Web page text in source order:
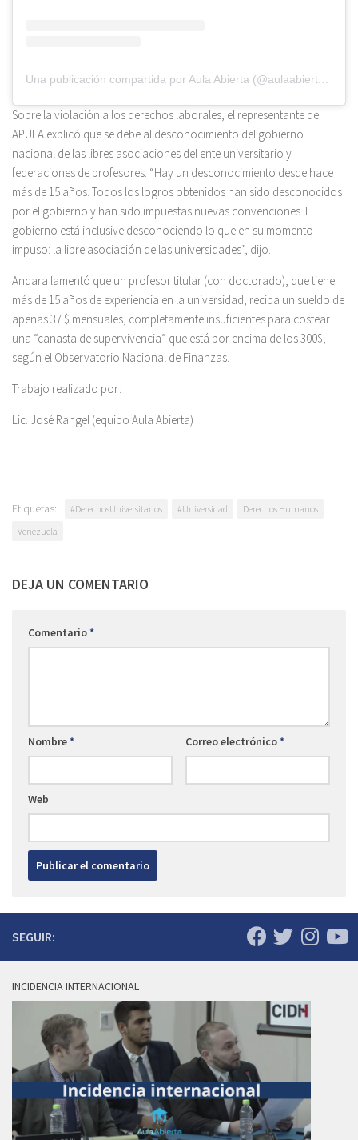
Una publicación compartida por Aula Abierta (@aulaabiertave)
Sobre la violación a los derechos laborales, el representante de
APULA explicó que se debe al desconocimiento del gobierno
nacional de las libres asociaciones del ente universitario y
federaciones de profesores. “Hay un desconocimiento desde hace
más de 15 años. Todos los logros obtenidos han sido desconocidos
por el gobierno y han sido impuestas nuevas convenciones. El
gobierno está inclusive desconociendo lo que en su momento
impuso: la libre asociación de las universidades”, dijo.
Andara lamentó que un profesor titular (con doctorado), que tiene
más de 15 años de experiencia en la universidad, reciba un sueldo de
apenas 37 $ mensuales, completamente insuficientes para costear
una “canasta de supervivencia” que está por encima de los 300$,
según el Observatorio Nacional de Finanzas.
Trabajo realizado por:
Lic. José Rangel (equipo Aula Abierta)
Etiquetas: #DerechosUniversitarios #Universidad
Derechos Humanos
Venezuela
DEJA UN COMENTARIO
Comentario*
Nombre* Correo electrónico*
Web
SEGUIR:
INCIDENCIA INTERNACIONAL